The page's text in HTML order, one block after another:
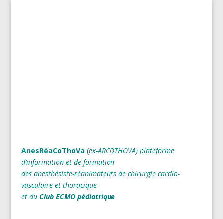
AnesRéaCoThoVa (ex-ARCOTHOVA) plateforme
d’information et de formation
des anesthésiste-réanimateurs de chirurgie cardio-
vasculaire et thoracique
et du Club ECMO pédiatrique